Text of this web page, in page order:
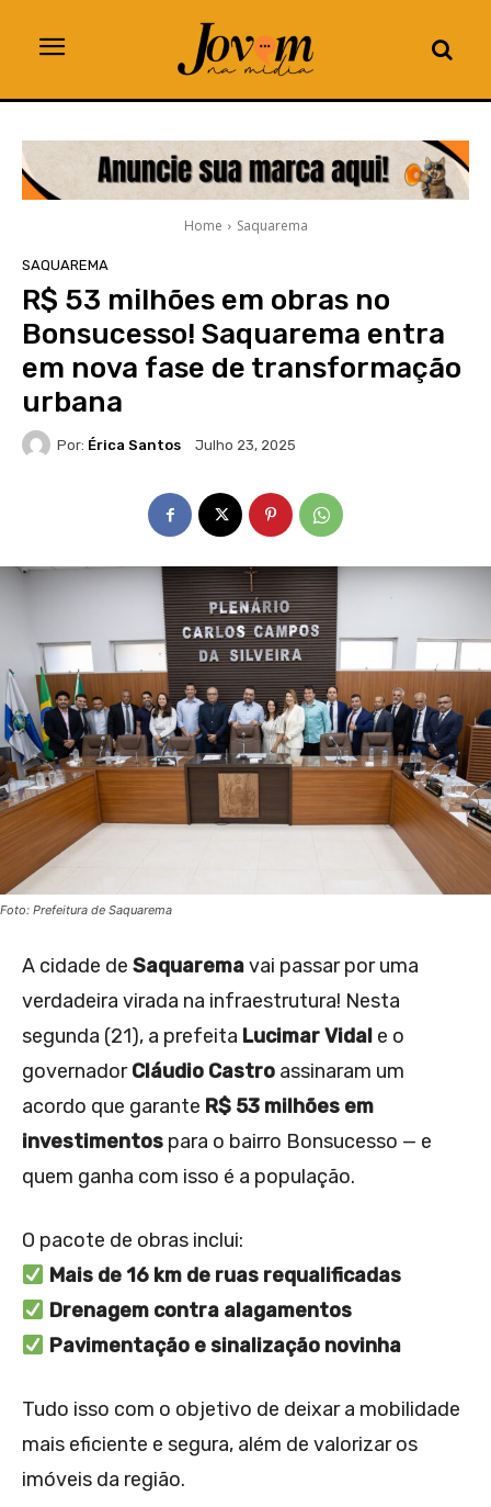
Home Saquarema
SAQUAREMA
R$ 53 milhões em obras no
Bonsucesso! Saquarema entra
em nova fase de transformação
urbana
Por: Érica Santos Julho 23, 2025
Foto: Prefeitura de Saquarema
A cidade de Saquaremavai passar por uma
verdadeira virada na infraestrutura! Nesta
segunda (21), a prefeita Lucimar Vidal e o
governadorCláudio Castro assinaram um
acordo que garante R$ 53 milhões em
investimentos para o bairro Bonsucesso — e
quem ganha com isso é a população.
O pacote de obras inclui:
Mais de 16 km de ruas requalificadas
Drenagem contra alagamentos
Pavimentação e sinalização novinha
Tudo isso com o objetivo de deixar a mobilidade
mais eficiente e segura, além de valorizar os
imóveis da região.